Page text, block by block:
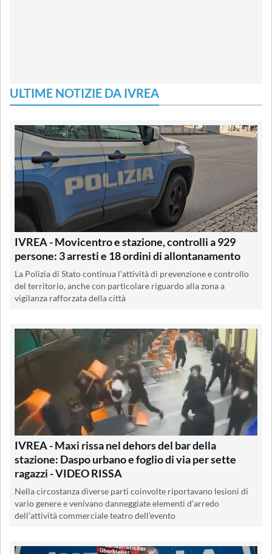
ULTIME NOTIZIE DA IVREA
IVREA - Movicentro e stazione, controlli a 929
persone: 3 arresti e 18 ordini di allontanamento
La Polizia di Stato continua l’attività di prevenzione e controllo
del territorio, anche con particolare riguardo alla zona a
vigilanza rafforzata della città
IVREA - Maxi rissa nel dehors del bar della
stazione: Daspo urbano e foglio di via per sette
ragazzi - VIDEO RISSA
Nella circostanza diverse parti coinvolte riportavano lesioni di
vario genere e venivano danneggiate elementi d’arredo
dell’attività commerciale teatro dell’evento